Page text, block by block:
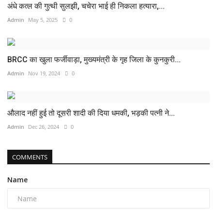
अंधे कत्ल की गुत्थी सुलझी, चचेरा भाई ही निकला हत्यारा,...
Admin May 5, 2025 0
BRCC का खुला फर्जीवाड़ा, मुख्यमंत्री के गृह जिला के कुनकुरी...
Admin Nov 19, 2024 0
औलाद नहीं हुई तो दूसरी शादी की दिया धमकी, भड़की पत्नी ने...
Admin Dec 26, 2024 0
COMMENTS
Name